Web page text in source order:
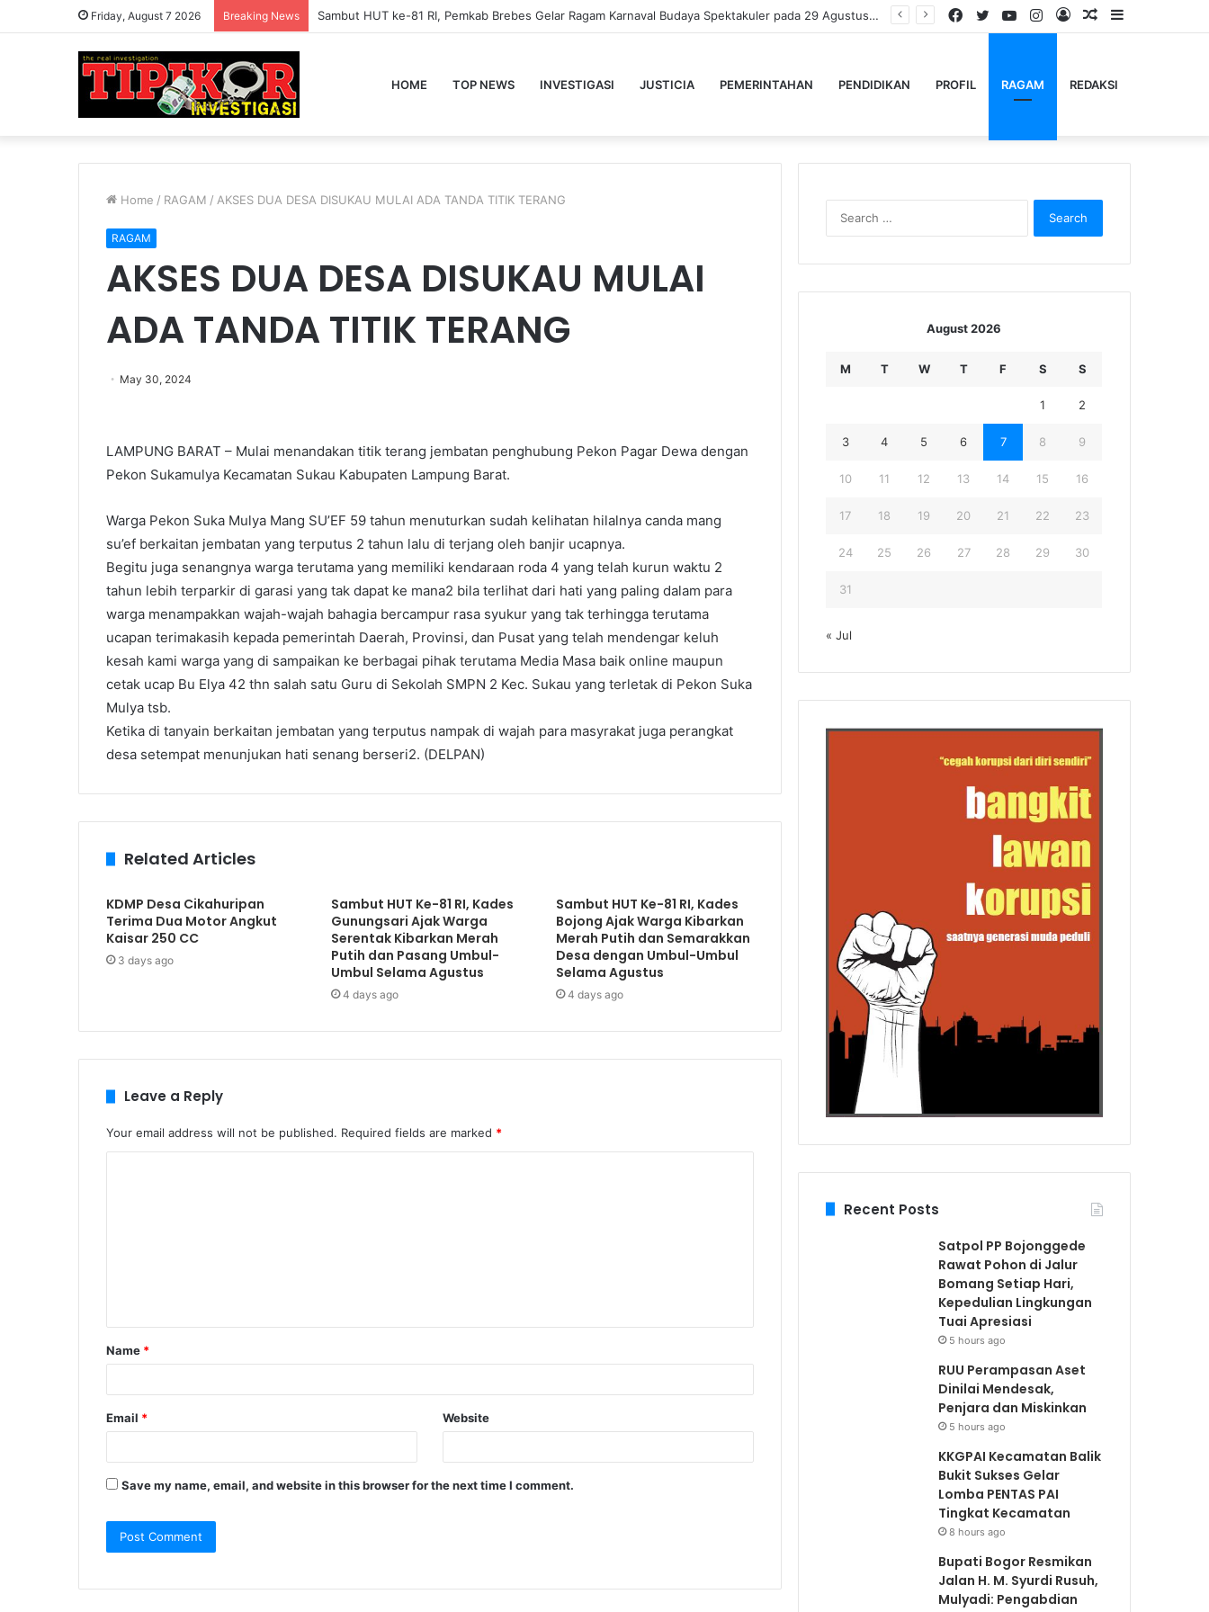
Friday, August 7 2026 Breaking News Sambut HUT ke-81 RI, Pemkab Brebes Gelar Ragam Karnaval Budaya Spektakuler pada 29 Agustus 2026 Sidebar
Random
Log
Instagram
YouTube
Twitter
Facebook
HOME TOP NEWS INVESTIGASI JUSTICIA PEMERINTAHAN PENDIDIKAN PROFIL RAGAM REDAKSI
Home / RAGAM / AKSES DUA DESA DISUKAU MULAI ADA TANDA TITIK TERANG
RAGAM
AKSES DUA DESA DISUKAU MULAI
ADA TANDA TITIK TERANG
May 30, 2024
LAMPUNG BARAT – Mulai menandakan titik terang jembatan penghubung Pekon Pagar Dewa dengan
Pekon Sukamulya Kecamatan Sukau Kabupaten Lampung Barat.
Warga Pekon Suka Mulya Mang SU’EF 59 tahun menuturkan sudah kelihatan hilalnya canda mang
su’ef berkaitan jembatan yang terputus 2 tahun lalu di terjang oleh banjir ucapnya.
Begitu juga senangnya warga terutama yang memiliki kendaraan roda 4 yang telah kurun waktu 2
tahun lebih terparkir di garasi yang tak dapat ke mana2 bila terlihat dari hati yang paling dalam para
warga menampakkan wajah-wajah bahagia bercampur rasa syukur yang tak terhingga terutama
ucapan terimakasih kepada pemerintah Daerah, Provinsi, dan Pusat yang telah mendengar keluh
kesah kami warga yang di sampaikan ke berbagai pihak terutama Media Masa baik online maupun
cetak ucap Bu Elya 42 thn salah satu Guru di Sekolah SMPN 2 Kec. Sukau yang terletak di Pekon Suka
Mulya tsb.
Ketika di tanyain berkaitan jembatan yang terputus nampak di wajah para masyrakat juga perangkat
desa setempat menunjukan hati senang berseri2. (DELPAN)
Related Articles
KDMP Desa Cikahuripan
Terima Dua Motor Angkut
Kaisar 250 CC
3 days ago
Sambut HUT Ke-81 RI, Kades
Gunungsari Ajak Warga
Serentak Kibarkan Merah
Putih dan Pasang Umbul-
Umbul Selama Agustus
4 days ago
Sambut HUT Ke-81 RI, Kades
Bojong Ajak Warga Kibarkan
Merah Putih dan Semarakkan
Desa dengan Umbul-Umbul
Selama Agustus
4 days ago
Leave a Reply
Your email address will not be published. Required fields are marked *
t
*
Name *
Email * Website
Save my name, email, and website in this browser for the next time I comment.
August 2026
M T W T F S S
1 2
3 4 5 6 7 8 9
10 11 12 13 14 15 16
17 18 19 20 21 22 23
24 25 26 27 28 29 30
31
« Jul
Recent Posts
Satpol PP Bojonggede
Rawat Pohon di Jalur
Bomang Setiap Hari,
Kepedulian Lingkungan
Tuai Apresiasi
5 hours ago
RUU Perampasan Aset
Dinilai Mendesak,
Penjara dan Miskinkan
5 hours ago
KKGPAI Kecamatan Balik
Bukit Sukses Gelar
Lomba PENTAS PAI
Tingkat Kecamatan
8 hours ago
Bupati Bogor Resmikan
Jalan H. M. Syurdi Rusuh,
Mulyadi: Pengabdian